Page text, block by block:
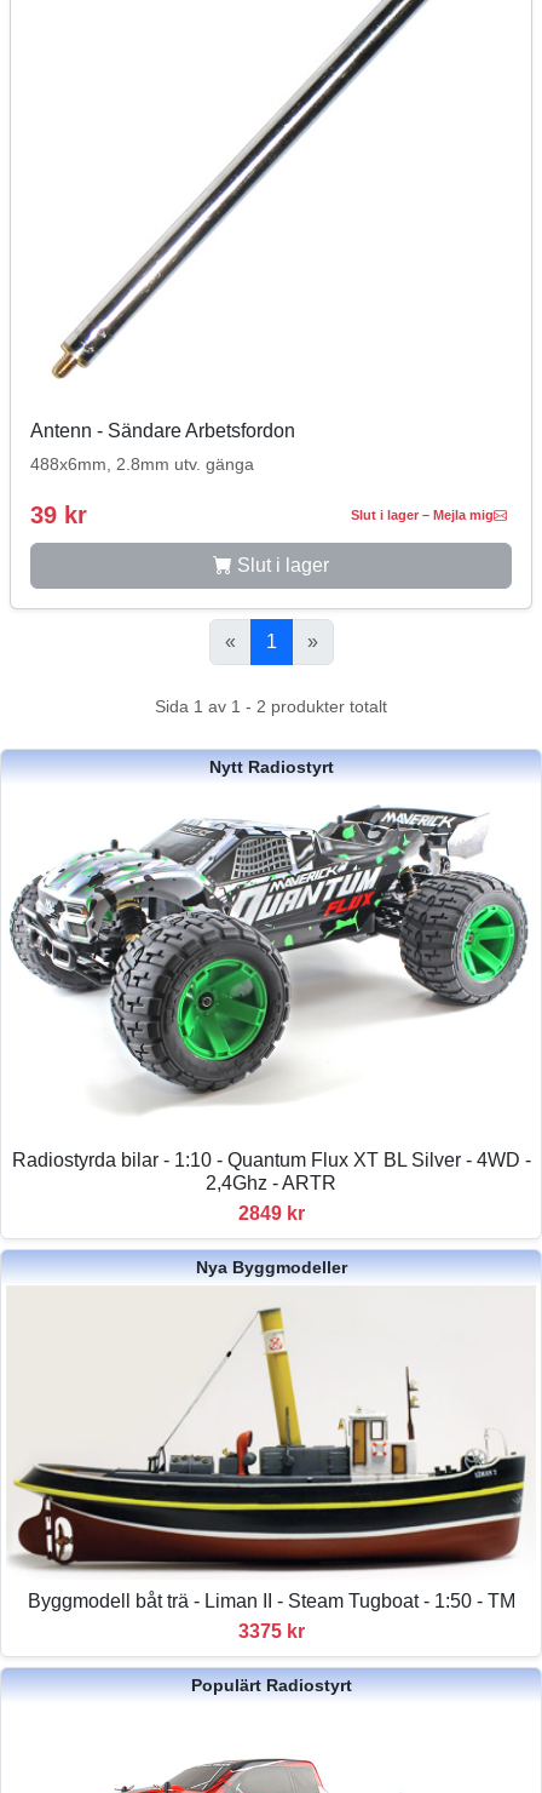
Antenn - Sändare Arbetsfordon
488x6mm, 2.8mm utv. gänga
39 kr Slut i lager – Mejla mig
Slut i lager
« 1 »
Sida 1 av 1 - 2 produkter totalt
Nytt Radiostyrt
Radiostyrda bilar - 1:10 - Quantum Flux XT BL Silver - 4WD -
2,4Ghz - ARTR
2849 kr
Nya Byggmodeller
Byggmodell båt trä - Liman II - Steam Tugboat - 1:50 - TM
3375 kr
Populärt Radiostyrt